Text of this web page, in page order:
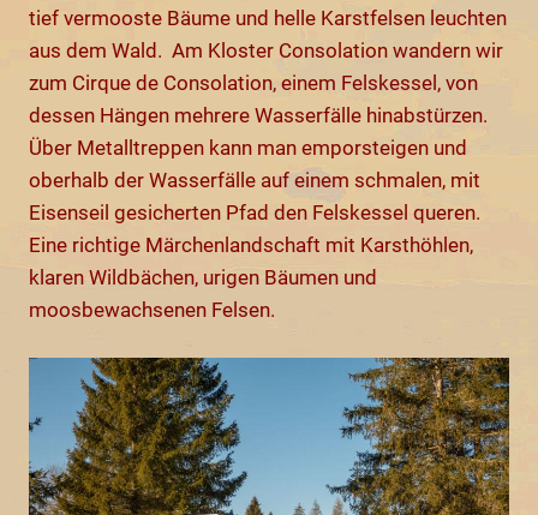
tief vermooste Bäume und helle Karstfelsen leuchten
aus dem Wald. Am Kloster Consolation wandern wir
zum Cirque de Consolation, einem Felskessel, von
dessen Hängen mehrere Wasserfälle hinabstürzen.
Über Metalltreppen kann man emporsteigen und
oberhalb der Wasserfälle auf einem schmalen, mit
Eisenseil gesicherten Pfad den Felskessel queren.
Eine richtige Märchenlandschaft mit Karsthöhlen,
klaren Wildbächen, urigen Bäumen und
moosbewachsenen Felsen.